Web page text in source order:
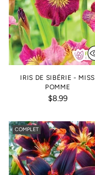
IRIS DE SIBÉRIE - MISS
POMME
$8.99
COMPLET